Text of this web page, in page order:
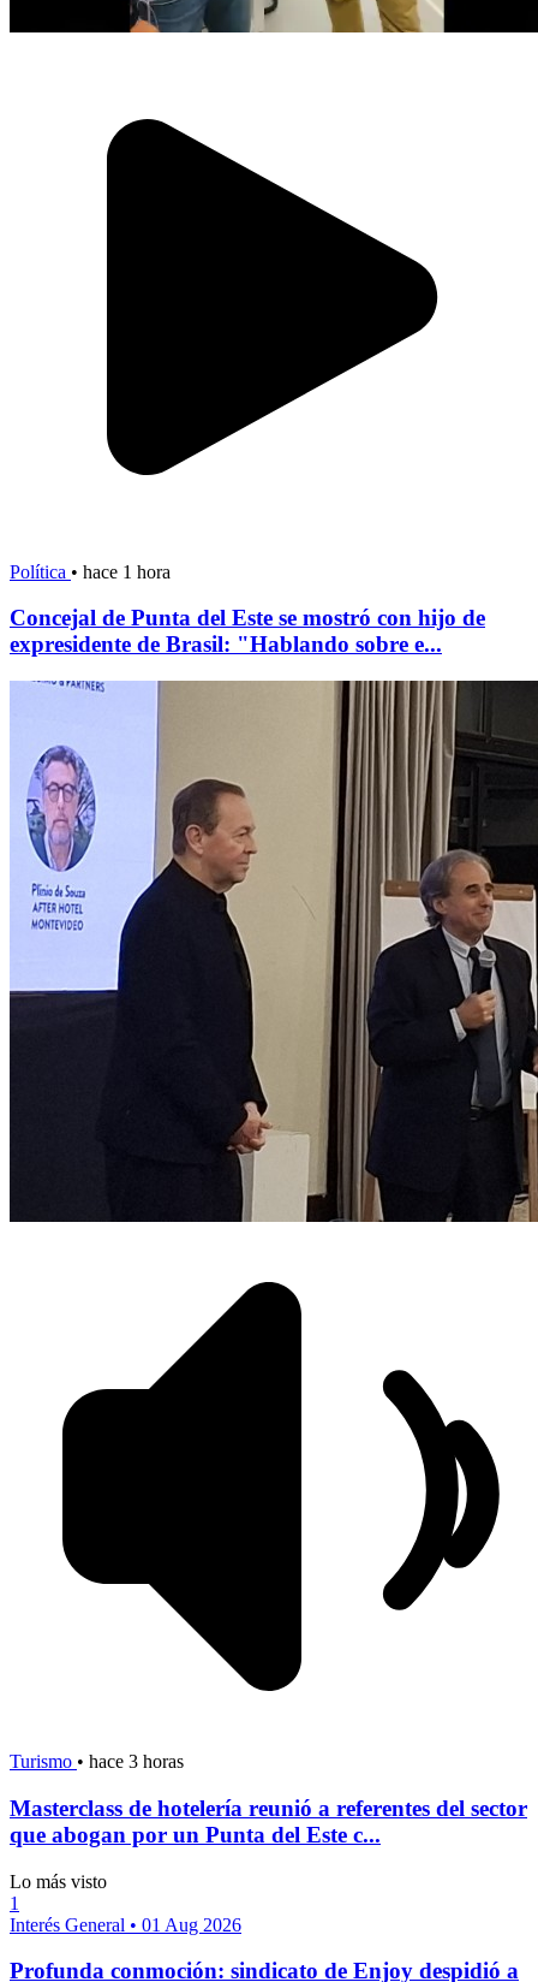
Política • hace 1 hora
Concejal de Punta del Este se mostró con hijo de
expresidente de Brasil: "Hablando sobre e...
Turismo • hace 3 horas
Masterclass de hotelería reunió a referentes del sector
que abogan por un Punta del Este c...
Lo más visto
1
Interés General • 01 Aug 2026
Profunda conmoción: sindicato de Enjoy despidió a